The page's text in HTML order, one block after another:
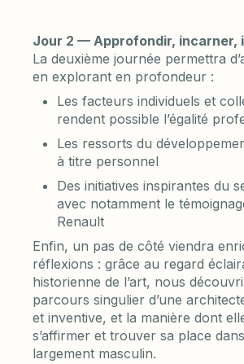
Jour 2 — Approfondir, incarner,
La deuxième journée permettra
en explorant en profondeur :
Les facteurs individuels et
rendent possible l’égalité
Les ressorts du
à titre personnel
Des initiatives inspirantes du
avec notamment le
Renault
Enfin, un pas de côté viendra
réflexions : grâce au regard
historienne de l’art, nous
parcours singulier d’une
et inventive, et la manière dont
s’affirmer et trouver sa place
largement masculin.